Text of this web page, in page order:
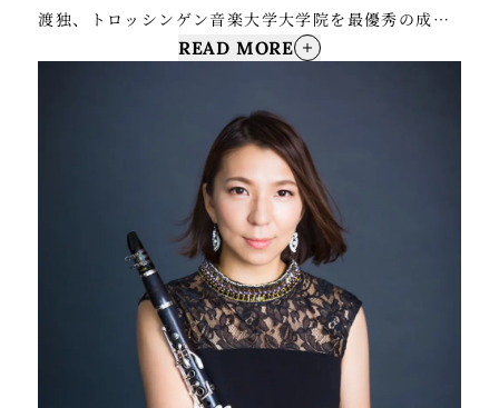
渡独、トロッシンゲン音楽大学大学院を最優秀の成績
で修了。大学院修了後帰国し、兵庫芸術文化センター
モニー交響楽団首席オーボエ奏者。第91回日本音楽コ
ンクール第2位、その他受賞多数。
新日本フィルでの演奏活動をはじめとして日本全国の
オーケストラに定期的にゲスト首席オーボエとして客
演。スタジオミュージシャンとしてもライブのサポー
トや、映画、アニメ、ゲーム等の録音に参加。東宝ミ
ュージカルの音楽にも数作品携わる。アウトリーチ活
動にも積極的に取り組み、墨田区内から全国各地、幅
広く小学校や公共施設を訪れ、リードを5分で作りそ
の場で演奏するデモンストレーションが大人気。
READ MORE